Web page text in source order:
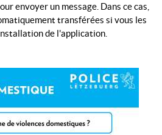
envoyer un message. Dans ce cas,
transférées si vous les
de l'application.